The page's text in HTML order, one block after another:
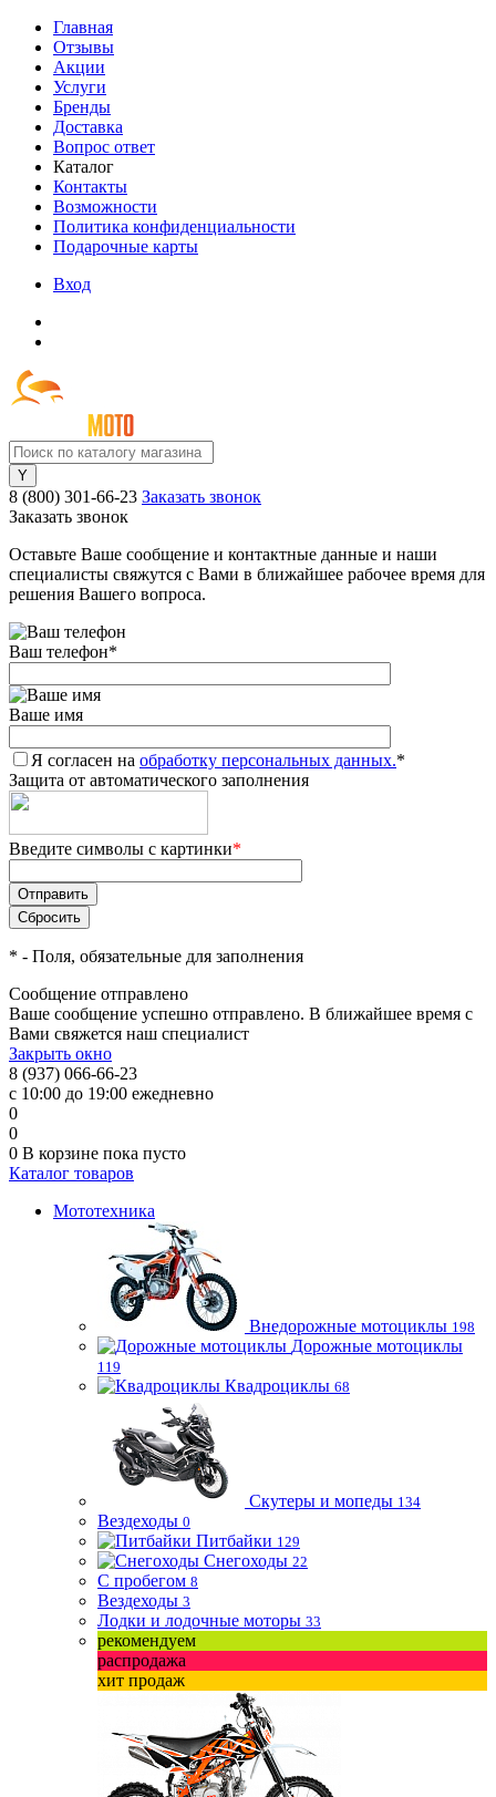
Главная
Отзывы
Акции
Услуги
Бренды
Доставка
Вопрос ответ
Каталог
Контакты
Возможности
Политика конфиденциальности
Подарочные карты
Вход
8 (800) 301-66-23 Заказать звонок
Заказать звонок
Оставьте Ваше сообщение и контактные данные и наши
специалисты свяжутся с Вами в ближайшее рабочее время для
решения Вашего вопроса.
Ваш телефон*
Ваше имя
Я согласен на обработку персональных данных.*
Защита от автоматического заполнения
Введите символы с картинки*
* - Поля, обязательные для заполнения
Сообщение отправлено
Ваше сообщение успешно отправлено. В ближайшее время с
Вами свяжется наш специалист
Закрыть окно
8 (937) 066-66-23
с 10:00 до 19:00 ежедневно
0
0
0 В корзине пока пусто
Каталог товаров
Мототехника
Внедорожные мотоциклы 198
Дорожные мотоциклы
119
Квадроциклы 68
Скутеры и мопеды 134
Вездеходы 0
Питбайки 129
Снегоходы 22
С пробегом 8
Вездеходы 3
Лодки и лодочные моторы 33
рекомендуем
распродажа
хит продаж